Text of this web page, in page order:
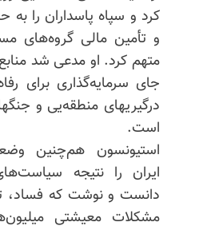
کرد و سپاه پاسداران را
و تأمین مالی گروه‌های
متهم کرد. او مدعی شد
جای سرمایه‌گذاری برای
درگیریهای منطقه‌یی و
است.
استیونسون هم‌چنین
ایران را نتیجه
دانست و نوشت که فساد،
مشکلات معیشتی